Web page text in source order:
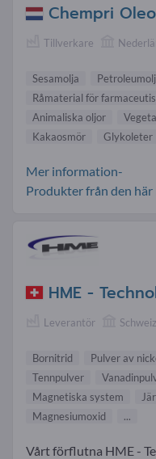
Chempri
Tillverkare
Sesamolja
Råmaterial för
Animaliska oljor
Kakaosmör
Glykoleter
Mer information-
Produkter från den
HME -
Leverantör Schweiz
Bornitrid Pulver av
Tennpulver
Magnetiska system
Magnesiumoxid
...
Vårt förflutna HME -